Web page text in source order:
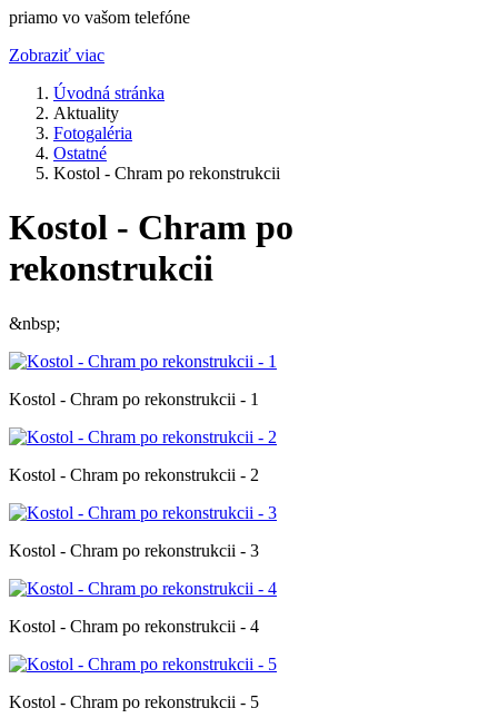
priamo vo vašom telefóne
Zobraziť viac
Úvodná stránka
Aktuality
Fotogaléria
Ostatné
Kostol - Chram po rekonstrukcii
Kostol - Chram po
rekonstrukcii
&nbsp;
Kostol - Chram po rekonstrukcii - 1
Kostol - Chram po rekonstrukcii - 2
Kostol - Chram po rekonstrukcii - 3
Kostol - Chram po rekonstrukcii - 4
Kostol - Chram po rekonstrukcii - 5